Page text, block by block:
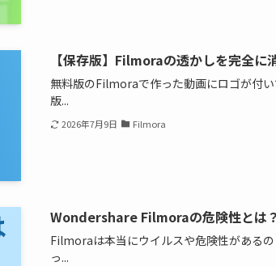
【保存版】Filmoraの透かしを完全
無料版のFilmoraで作った動画にロゴが付
版...
2026年7月9日 Filmora
Wondershare Filmoraの危険性とは
Filmoraは本当にウイルスや危険性がある
っ...